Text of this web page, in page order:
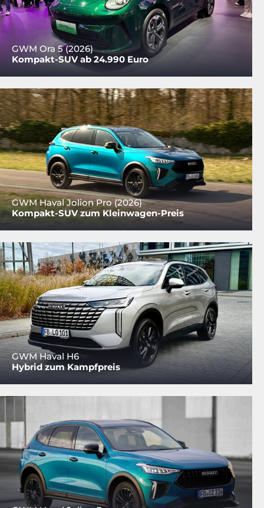
GWM Ora 5 (2026)
Kompakt-SUV ab 24.990 Euro
GWM Haval Jolion Pro (2026)
Kompakt-SUV zum Kleinwagen-Preis
GWM Haval H6
Hybrid zum Kampfpreis